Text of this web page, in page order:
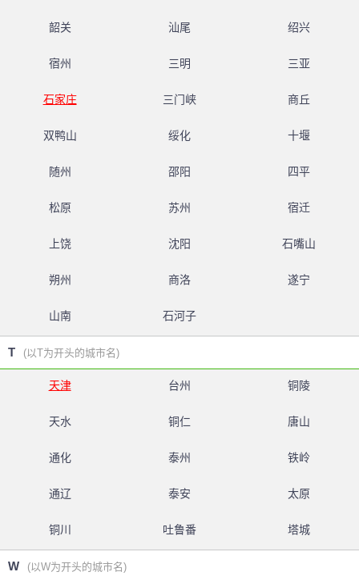
韶关 汕尾 绍兴
宿州 三明 三亚
石家庄 三门峡 商丘
双鸭山 绥化 十堰
随州 邵阳 四平
松原 苏州 宿迁
上饶 沈阳 石嘴山
朔州 商洛 遂宁
山南 石河子
T (以T为开头的城市名)
天津 台州 铜陵
天水 铜仁 唐山
通化 泰州 铁岭
通辽 泰安 太原
铜川 吐鲁番 塔城
W (以W为开头的城市名)